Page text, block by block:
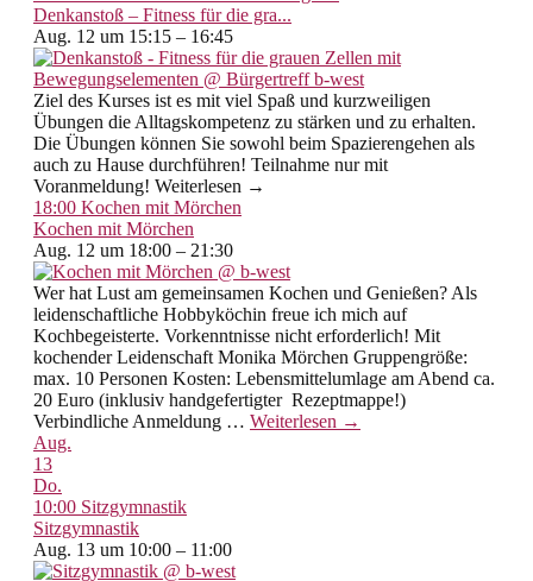
Denkanstoß – Fitness für die gra...
Aug. 12 um 15:15 – 16:45
Ziel des Kurses ist es mit viel Spaß und kurzweiligen
Übungen die Alltagskompetenz zu stärken und zu erhalten.
Die Übungen können Sie sowohl beim Spazierengehen als
auch zu Hause durchführen! Teilnahme nur mit
Voranmeldung! Weiterlesen →
18:00 Kochen mit Mörchen
Kochen mit Mörchen
Aug. 12 um 18:00 – 21:30
Wer hat Lust am gemeinsamen Kochen und Genießen? Als
leidenschaftliche Hobbyköchin freue ich mich auf
Kochbegeisterte. Vorkenntnisse nicht erforderlich! Mit
kochender Leidenschaft Monika Mörchen Gruppengröße:
max. 10 Personen Kosten: Lebensmittelumlage am Abend ca.
20 Euro (inklusiv handgefertigter Rezeptmappe!)
Verbindliche Anmeldung … Weiterlesen →
Aug.
13
Do.
10:00 Sitzgymnastik
Sitzgymnastik
Aug. 13 um 10:00 – 11:00